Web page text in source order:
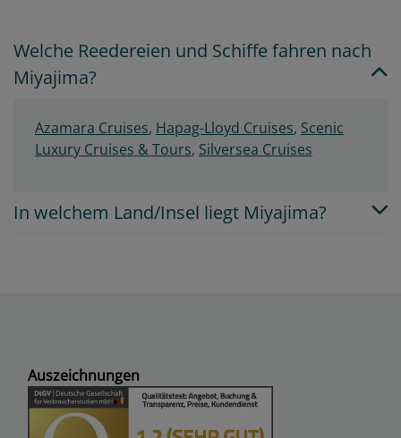
Welche Reedereien und Schiffe fahren nach
Miyajima?
Azamara Cruises, Hapag-Lloyd Cruises, Scenic
Luxury Cruises & Tours, Silversea Cruises
In welchem Land/Insel liegt Miyajima?
Auszeichnungen